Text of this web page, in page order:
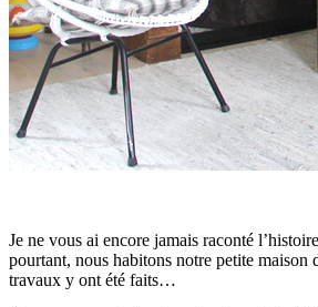
Je ne vous ai encore jamais raconté
pourtant, nous habitons notre petite maison
travaux y ont été faits…